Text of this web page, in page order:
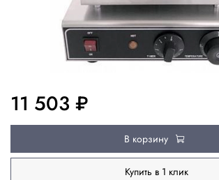
11 503 ₽
В корзину
Купить в 1 клик